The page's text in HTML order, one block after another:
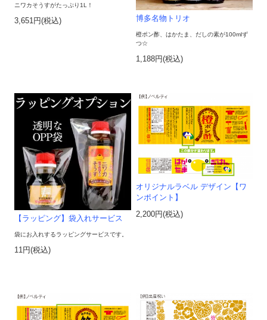
ニワカそうすがたっぷり1L！
3,651円(税込) 博多名物トリオ
橙ポン酢、はかたま、だしの素が100mlず
つ☆
1,188円(税込)
【ラッピング】袋入れサービス
袋にお入れするラッピングサービスです。
11円(税込)
オリジナルラベル デザイン【ワ
ンポイント】
2,200円(税込)